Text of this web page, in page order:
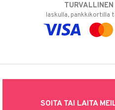
laskulla, pankkikortilla
SOITA TAI LAITA